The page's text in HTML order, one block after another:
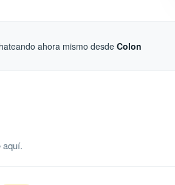
ahora mismo desdeColon